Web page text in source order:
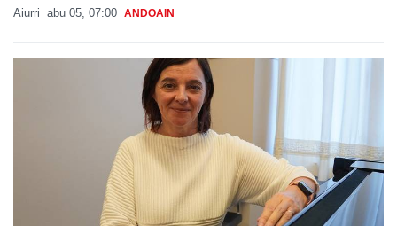
Aiurri abu 05, 07:00 ANDOAIN